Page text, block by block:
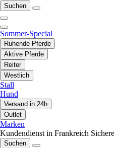
Suchen
Sommer-Special
Ruhende Pferde
Aktive Pferde
Reiter
Westlich
Stall
Hund
Versand in 24h
Outlet
Marken
Kundendienst in Frankreich
Suchen